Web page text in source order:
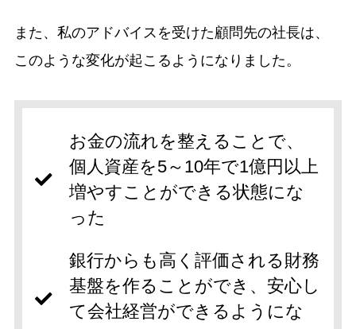
また、私のアドバイスを受けた顧問先の社長は、
このような変化が起こるようになりました。
お金の流れを整えることで、
個人資産を5～10年で1億円以上
増やすことができる状態にな
った
銀行からも高く評価される財務
基盤を作ることができ、安心し
て会社経営ができるようにな